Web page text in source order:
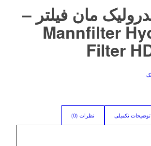
مان فیلتر –
Mannfilter
Filter
توضیحات تکمیلی نظرات (0)